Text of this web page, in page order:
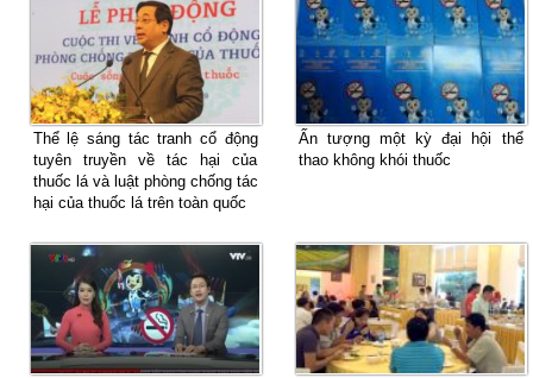
Thể lệ sáng tác tranh cổ động
tuyên truyền về tác hại của
thuốc lá và luật phòng chống tác
hại của thuốc lá trên toàn quốc
Ấn tượng một kỳ đại hội thể
thao không khói thuốc